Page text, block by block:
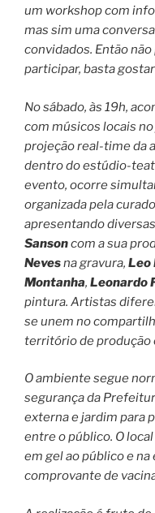
um workshop com
mas sim uma
convidados. Então
participar, basta
No sábado, às 19h,
com músicos locais
projeção real-time da
dentro do estúdio-
evento, ocorre
organizada pela
apresentando
Sansoncom a sua
Nevesna gravura, Leo
Montanha, Leonardo
pintura. Artistas
se unem no
território de produção
O ambiente segue
segurança da
externa e jardim para
entre o público. O
em gel ao público e
comprovante de